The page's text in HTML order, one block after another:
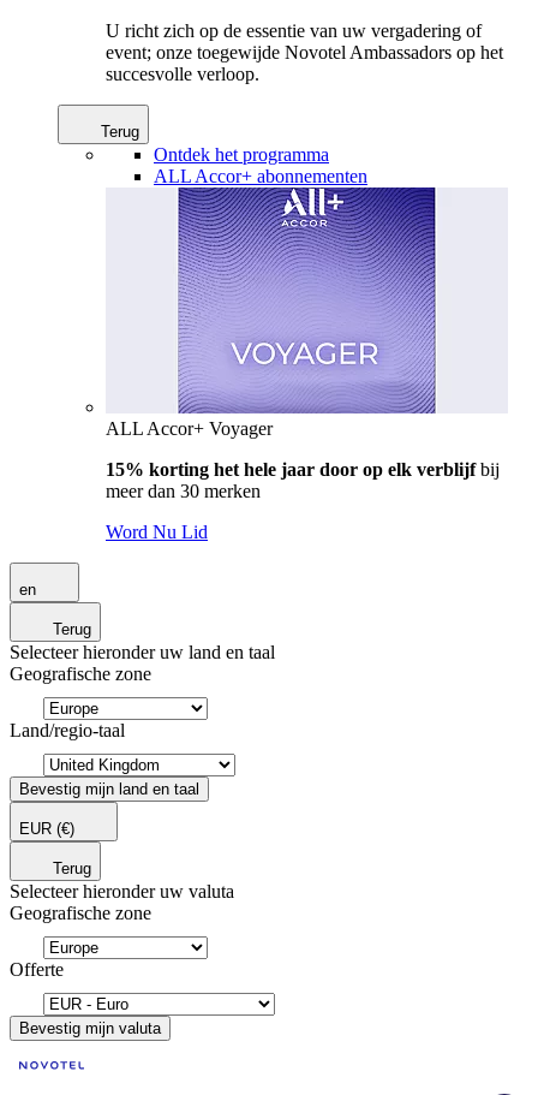
U richt zich op de essentie van uw vergadering of
event; onze toegewijde Novotel Ambassadors op het
succesvolle verloop.
Terug
Ontdek het programma
ALL Accor+ abonnementen
ALL Accor+ Voyager
15% korting het hele jaar door op elk verblijfbij
meer dan 30 merken
Word Nu Lid
en
Terug
Selecteer hieronder uw land en taal
Geografische zone
Land/regio-taal
Bevestig mijn land en taal
EUR (€)
Terug
Selecteer hieronder uw valuta
Geografische zone
Offerte
Bevestig mijn valuta